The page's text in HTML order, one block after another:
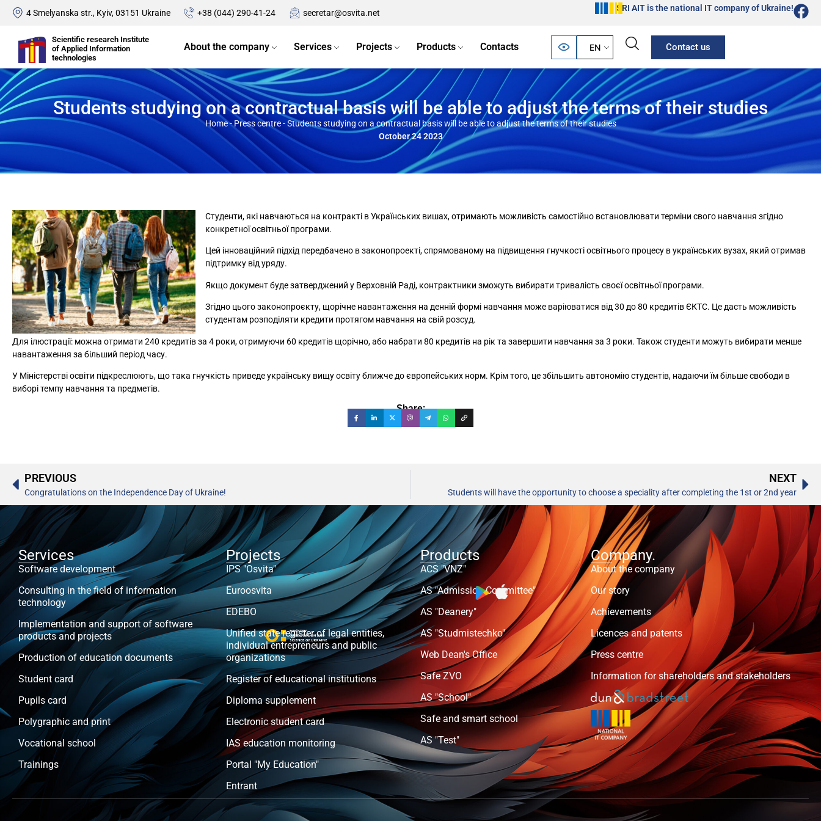
4 Smelyanska str., Kyiv, 03151 Ukraine +38 (044) 290-41-24 secretar@osvita.net
SRI AIT is the national IT company of Ukraine!
Scientific research Institute
of Applied Information
technologies
About the company Services Projects Products Contacts EN Contact us
Students studying on a contractual basis will be able to adjust the terms of their studies
Home-Press centre-Students studying on a contractual basis will be able to adjust the terms of their studies
October 24 2023
Студенти, які навчаються на контракті в Українських вишах, отримають можливість самостійно встановлювати терміни свого навчання згідно
конкретної освітньої програми.
Цей інноваційний підхід передбачено в законопроекті, спрямованому на підвищення гнучкості освітнього процесу в українських вузах, який отримав
підтримку від уряду.
Якщо документ буде затверджений у Верховній Раді, контрактники зможуть вибирати тривалість своєї освітньої програми.
Згідно цього законопроєкту, щорічне навантаження на денній формі навчання може варіюватися від 30 до 80 кредитів ЄКТС. Це дасть можливість
студентам розподіляти кредити протягом навчання на свій розсуд.
Для ілюстрації: можна отримати 240 кредитів за 4 роки, отримуючи 60 кредитів щорічно, або набрати 80 кредитів на рік та завершити навчання за 3 роки. Також студенти можуть вибирати менше
навантаження за більший період часу.
У Міністерстві освіти підкреслюють, що така гнучкість приведе українську вищу освіту ближче до європейських норм. Крім того, це збільшить автономію студентів, надаючи їм більше свободи в
виборі темпу навчання та предметів.
Share:
PREVIOUS
Congratulations on the Independence Day of Ukraine!
NEXT
Students will have the opportunity to choose a speciality after completing the 1st or 2nd year
Services
Software development
Consulting in the field of information
technology
Implementation and support of software
products and projects
Production of education documents
Student card
Pupils card
Polygraphic and print
Vocational school
Trainings
Projects
IPS "Osvita"
Euroosvita
EDEBO
Unified state register of legal entities,
individual entrepreneurs and public
organizations
Register of educational institutions
Diploma supplement
Electronic student card
IAS education monitoring
Portal "My Education"
Entrant
Products
ACS "VNZ"
AS "Admission Committee"
AS "Deanery"
AS "Studmistechko"
Web Dean's Office
Safe ZVO
AS "School"
Safe and smart school
AS "Test"
Company.
About the company
Our story
Achievements
Licences and patents
Press centre
Information for shareholders and stakeholders